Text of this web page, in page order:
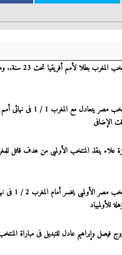
المغرب بطلا لأمم أفريقيا تحت 23 سنة.. ومصر تكتفى بالفضية
منتخب مصر يتعادل مع
الإضافى
علاء ينقذ المنتخب الأولمبى من هدف قاتل
منتخب مصر
للأولمبياد
فيصل وإبراهيم عادل للتبديل فى مباراة